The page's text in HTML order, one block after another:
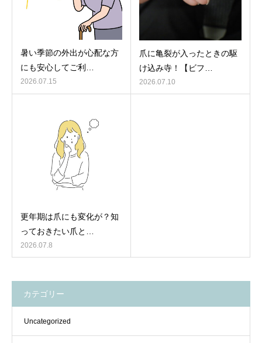
暑い季節の外出が心配な方
にも安心してご利…
2026.07.15
爪に亀裂が入ったときの駆
け込み寺！【ビフ…
2026.07.10
更年期は爪にも変化が？知
っておきたい爪と…
2026.07.8
カテゴリー
Uncategorized